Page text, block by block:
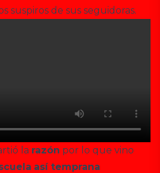
suspiros de sus seguidoras.
la razón por lo que vino
así temprana